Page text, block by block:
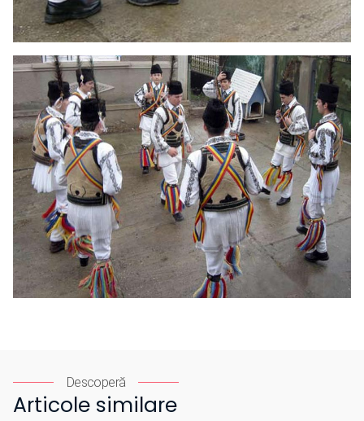
Descoperă
Articole similare